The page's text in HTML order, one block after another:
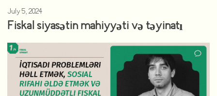
July 5, 2024
Fiskal siyasətin mahiyyəti və təyinatı